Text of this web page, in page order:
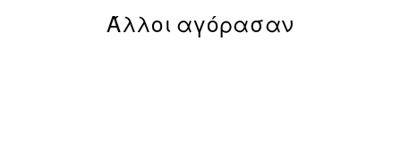
Άλλοι αγόρασαν